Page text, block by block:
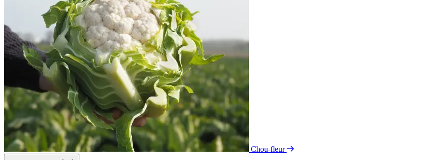
Chou-fleur